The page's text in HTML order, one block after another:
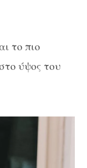
το πιο
ύψος του